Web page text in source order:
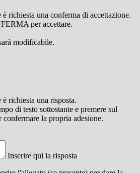
richiesta una conferma di accettazione.
per accettare.
modificabile.
richiesta una risposta.
di testo sottostante e premere sul
la propria adesione.
Inserire qui la risposta